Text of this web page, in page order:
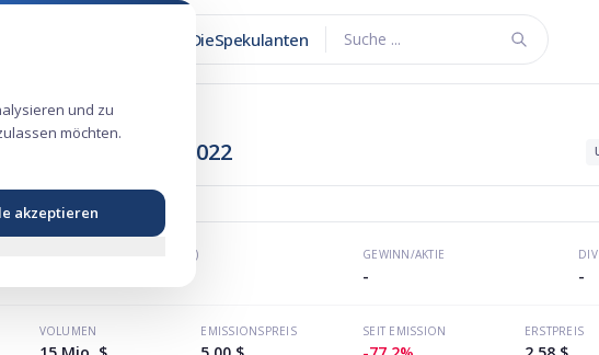
DieSpekulanten Suche ...
Börsengang 2022
KGV (P/E) GEWINN/AKTIE
- -
VOLUMEN EMISSIONSPREIS SEIT EMISSION ERSTPREIS
und zu
möchten.
akzeptieren